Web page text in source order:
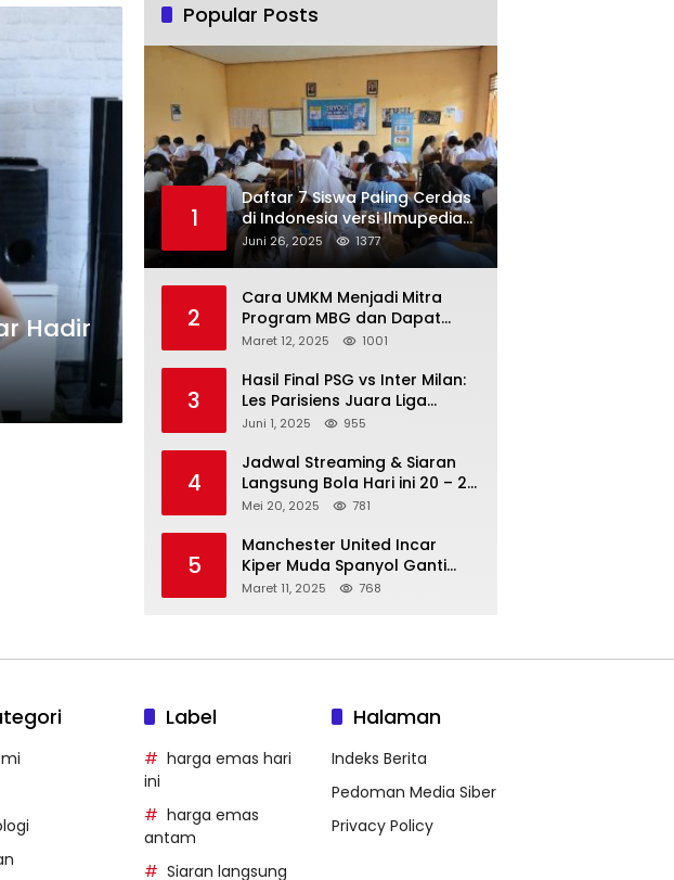
Hadir
Popular Posts
1
Daftar 7 Siswa Paling Cerdas
di Indonesia versi Ilmupedia
Tryout UTBK 2025
Juni 26, 2025 1377
2
Cara UMKM Menjadi Mitra
Program MBG dan Dapat
Modal Hingga Rp500 Juta
Maret 12, 2025 1001
3
Hasil Final PSG vs Inter Milan:
Les Parisiens Juara Liga
Champions 2025 usai Bantai il
Juni 1, 2025 955
4
Jadwal Streaming & Siaran
Langsung Bola Hari ini 20 – 21
Mei 2025: Manchester City vs
Mei 20, 2025 781
5
Manchester United Incar
Kiper Muda Spanyol Ganti
Andre Onana
Maret 11, 2025 768
Label
harga emas hari
ini
harga emas
antam
Siaran langsung
Halaman
Indeks Berita
Pedoman Media Siber
Privacy Policy